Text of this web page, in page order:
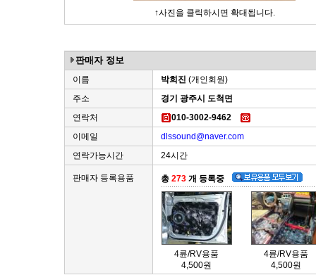
↑사진을 클릭하시면 확대됩니다.
판매자 정보
이름 박희진 (개인회원)
주소
경기 광주시 도척면
연락처
010-3002-9462
이메일
dlssound@naver.com
연락가능시간
24시간
판매자 등록용품 총273 개 등록중
4륜/RV용품
4,500원
4륜/RV용품
4,500원